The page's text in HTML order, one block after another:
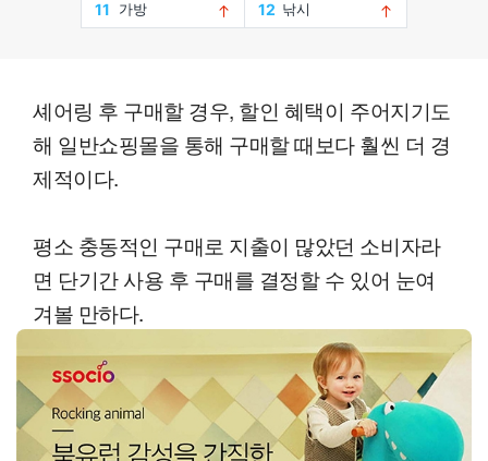
셰어링 후 구매할 경우, 할인 혜택이 주어지기도
해 일반쇼핑몰을 통해 구매할 때보다 훨씬 더 경
제적이다.
평소 충동적인 구매로 지출이 많았던 소비자라
면 단기간 사용 후 구매를 결정할 수 있어 눈여
겨볼 만하다.